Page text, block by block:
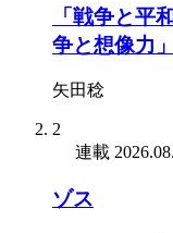
「戦争と
争と想像力」
矢田稔
2
連載
ゾス